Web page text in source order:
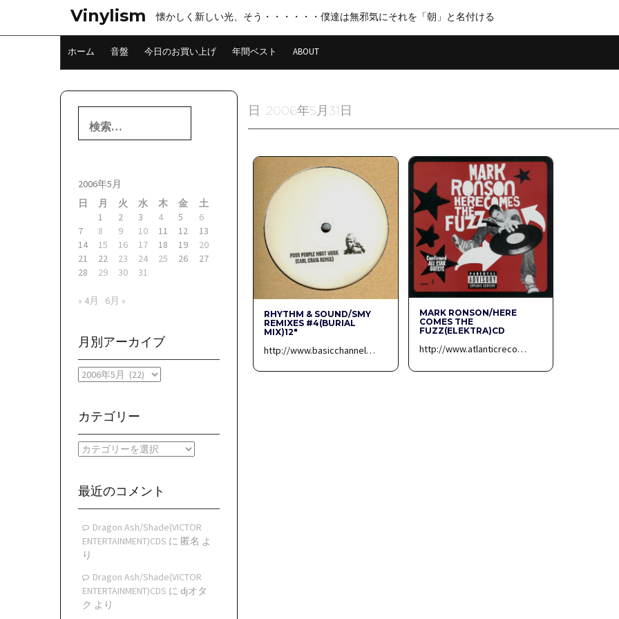
テ
Vinylism 懐かしく新しい光、そう・・・・・・僕達は無邪気にそれを「朝」と名付ける
ホーム 音盤 今日のお買い上げ 年間ベスト ABOUT
日: 2006年5月31日
RHYTHM & SOUND/SMY
REMIXES #4(BURIAL
MIX)12″
http://www.basicchannel…
MARK RONSON/HERE
COMES THE
FUZZ(ELEKTRA)CD
http://www.atlanticreco…
索:
2006年5月
日
月 火 水 木 金
土
1
2 3 4 5
6
7
8 9 10 11 12
13
14
15 16 17 18 19
20
21
22 23 24 25 26
27
28
29 30 31
« 4月 6月 »
月別アーカイブ
月
ー
イ
ブ
カテゴリー
カ
リ
最近のコメント
Dragon Ash/Shade(VICTOR
ENTERTAINMENT)CDS に 匿名 よ
り
Dragon Ash/Shade(VICTOR
ENTERTAINMENT)CDS に djオタ
ク より